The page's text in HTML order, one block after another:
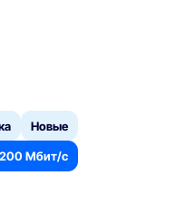
Новые
200 Мбит/с